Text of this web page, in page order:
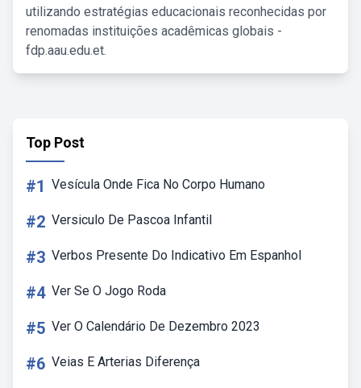
utilizando estratégias educacionais reconhecidas por
renomadas instituições acadêmicas globais -
fdp.aau.edu.et.
Top Post
#1 Vesícula Onde Fica No Corpo Humano
#2 Versiculo De Pascoa Infantil
#3 Verbos Presente Do Indicativo Em Espanhol
#4 Ver Se O Jogo Roda
#5 Ver O Calendário De Dezembro 2023
#6 Veias E Arterias Diferença